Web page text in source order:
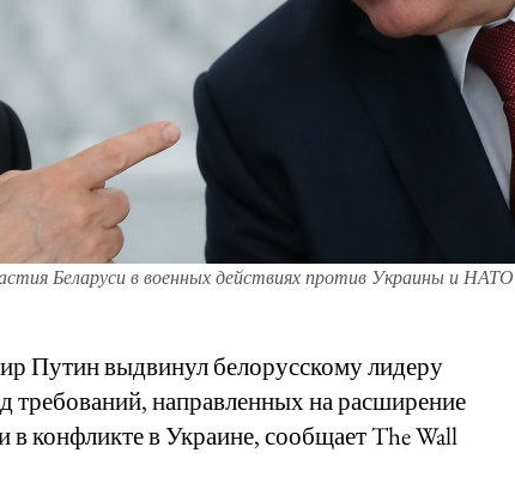
Беларуси в военных действиях против Украины и НАТО
Путин выдвинул белорусскому лидеру
требований, направленных на расширение
в конфликте в Украине, сообщает The Wall